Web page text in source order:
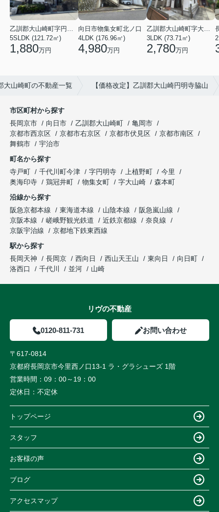
乙訓郡大山崎町字円明寺小字脇山
5SLDK (121.72㎡)
1,880万円
向日市物集女町北ノ口
4LDK (176.96㎡)
4,980万円
乙訓郡大山崎町字大山崎小字西高田
3LDK (73.71㎡)
2,780万円
大山崎町の不動産一覧 【価格改定】乙訓郡大山崎円明寺脇山
市区町村から探す
長岡京市
向日市 乙訓郡大山崎町
亀岡市
京都市西京区
京都市右京区 京都市伏見区
京都市南区
舞鶴市
宇治市
町名から探す
寺戸町
千代川町今津 字円明寺 上植野町
今里
奥海印寺
鶏冠井町 物集女町 字大山崎
森本町
沿線から探す
阪急京都本線
東海道本線 山陰本線
阪急嵐山線
京阪本線
嵯峨野観光鉄道 近鉄京都線
奈良線
京阪宇治線
京都地下鉄東西線
駅から探す
長岡天神
長岡京 西向日 西山天王山 東向日
向日町
洛西口
千代川 並河 山崎
リヴの不動産
0120-811-731 お問い合わせ
〒617-0814
京都府長岡京市今里西ノ口13-1 ラ・グラシューズ 1階
営業時間： 09：00～19：00
定休日： 不定休
トップページ
スタッフ
お客様の声
ブログ
アクセスマップ